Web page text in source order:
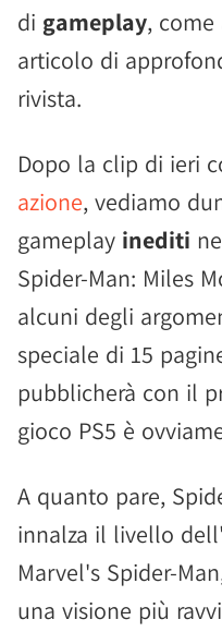
di gameplay,
articolo di
rivista.
Dopo la clip di ieri
azione, vediamo
gameplay inediti
Spider-Man: Miles
alcuni degli
speciale di 15
pubblicherà con il
gioco PS5 è
A quanto pare,
innalza il livello
Marvel's Spider-
una visione più